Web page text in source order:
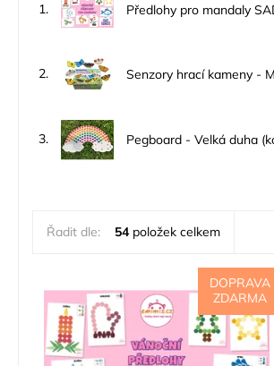
1. Předlohy pro mandaly
2. Senzory hrací kameny -
3. Pegboard - Velká duha
Řadit dle: 54položek celkem
DOPRAVA
ZDARMA